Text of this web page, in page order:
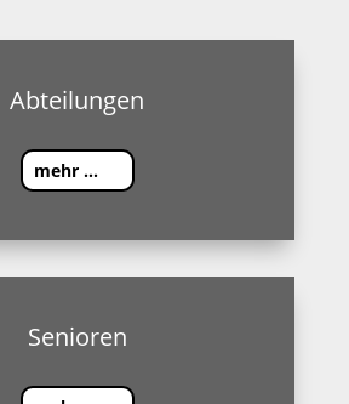
Abteilungen
mehr ...
Senioren